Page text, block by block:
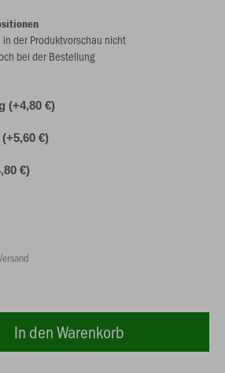
der Produktvorschau nicht
bei der Bestellung
(+4,80 €)
€)
€)
In den Warenkorb